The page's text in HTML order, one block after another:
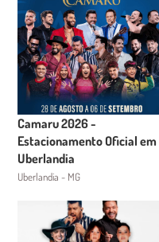
Camaru 2026 -
Estacionamento Oficial em
Uberlandia
Uberlandia - MG